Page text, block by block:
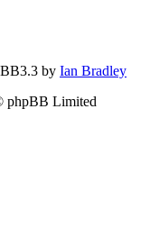
by Ian Bradley
phpBB Limited